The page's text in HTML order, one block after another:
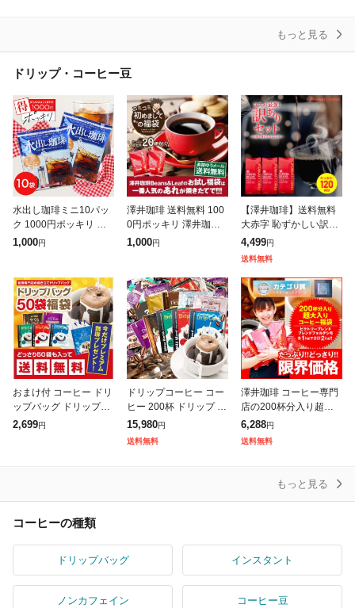
もっと見る
ドリップ・コーヒー豆
水出し珈琲ミニ10パッ
ク 1000円ポッキリ 送
料無料 水出しコーヒー
珈琲パック
1,000円
澤井珈琲 送料無料 100
0円ポッキリ 澤井珈琲
の美味しさを詰めこん
ゆうメール 焙煎し
1,000円
【澤井珈琲】送料無料
大赤字 恥ずかしい訳あ
りコーヒー福袋 120杯
1.2kg (ワケ/わけ/訳有/
お
4,499円
送料無料
おまけ付 コーヒー ドリ
ップバッグ ドリップパ
ック ドリップコーヒー
2,699円
ドリップコーヒー コー
ヒー 200杯 ドリップ ド
リップパック ドリップ
バッグ 珈琲 10種 200袋
おせち 個包装 8g 大
15,980円
送料無料
澤井珈琲 コーヒー専門
店の200杯分入り超大
入コーヒー福袋(ビクト
リーブレンド/ブレンド
フォルテシモ)
6,288円
送料無料
もっと見る
コーヒーの種類
ドリップバッグ インスタント
ノンカフェイン コーヒー豆